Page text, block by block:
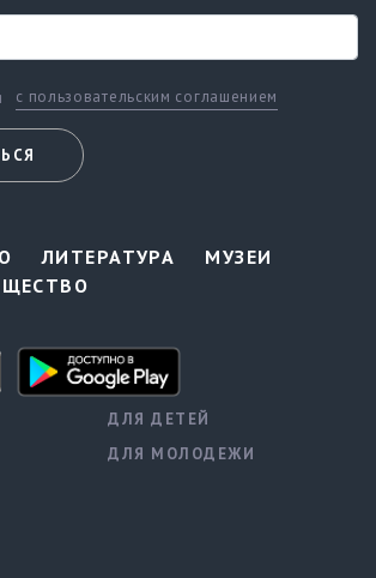
с пользовательским соглашением
ЛИТЕРАТУРА
МУЗЕИ
ДЛЯ ДЕТЕЙ
ДЛЯ МОЛОДЕЖИ